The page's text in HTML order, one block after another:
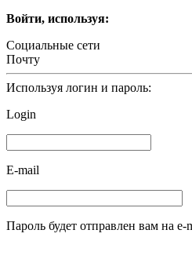
Войти, используя:
Социальные сети
Почту
Используя логин и пароль:
Login
E-mail
Пароль будет отправлен вам на e-